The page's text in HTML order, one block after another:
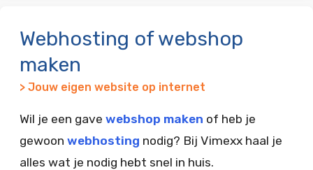
Webhosting of webshop
maken
> Jouw eigen website op internet
Wil je een gave webshop maken of heb je
gewoon webhosting nodig? Bij Vimexx haal je
alles wat je nodig hebt snel in huis.